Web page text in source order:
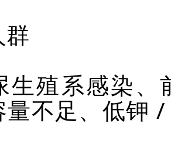
生殖系感染
量不足、低钾